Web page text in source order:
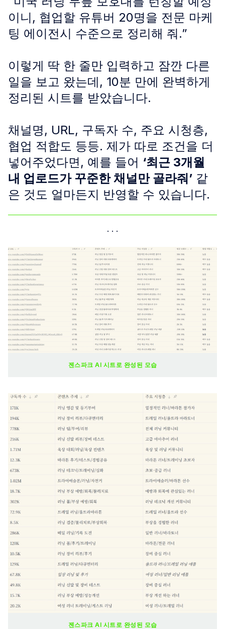
이니, 협업할 유튜버 20명을 전문 마케
팅 에이전시 수준으로 정리해 줘.”
이렇게 딱 한 줄만 입력하고 잠깐 다른
일을 보고 왔는데, 10분 만에 완벽하게
정리된 시트를 받았습니다.
채널명, URL, 구독자 수, 주요 시청층,
협업 적합도 등등. 제가 따로 조건을 더
넣어주었다면, 예를 들어 ‘최근 3개월
내 업로드가 꾸준한 채널만 골라줘’ 같
은 것도 얼마든지 반영할 수 있습니다.
젠스파크 AI 시트로 완성된 모습
젠스파크 AI 시트로 완성된 모습